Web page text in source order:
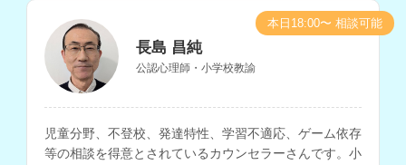
長島 昌純
公認心理師・小学校教諭
児童分野、不登校、発達特性、学習不適応、ゲーム依存
等の相談を得意とされているカウンセラーさんです。小
本日18:00〜 相談可能